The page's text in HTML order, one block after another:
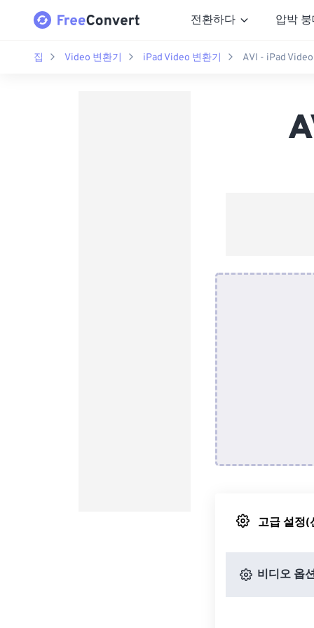
전환하다 압박
집 Video 변환기 iPad Video 변환기 AVI - iPad
고급 설정(
비디오 옵